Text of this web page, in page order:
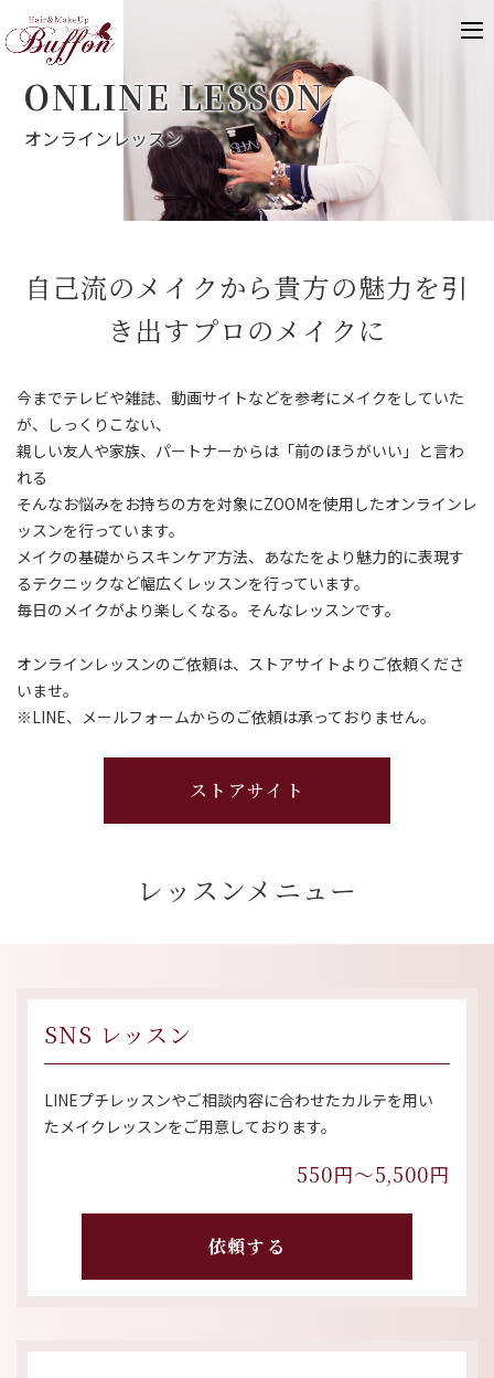
ONLINE LESSON
オンラインレッスン
自己流のメイクから貴方の魅力を引
き出すプロのメイクに
今までテレビや雑誌、動画サイトなどを参考にメイクをしていた
が、しっくりこない、
​​​​​​​親しい友人や家族、パートナーからは「前のほうがいい」と言わ
れる
そんなお悩みをお持ちの方を対象にZOOMを使用したオンラインレ
ッスンを行っています。
メイクの基礎からスキンケア方法、あなたをより魅力的に表現す
るテクニックなど幅広くレッスンを行っています。
毎日のメイクがより楽しくなる。そんなレッスンです。
オンラインレッスンのご依頼は、ストアサイトよりご依頼くださ
いませ。
​​​​​​​※LINE、メールフォームからのご依頼は承っておりません。
ストアサイト
レッスンメニュー
SNS レッスン
LINEプチレッスンやご相談内容に合わせたカルテを用い
たメイクレッスンをご用意しております。
550円〜5,500円
依頼する